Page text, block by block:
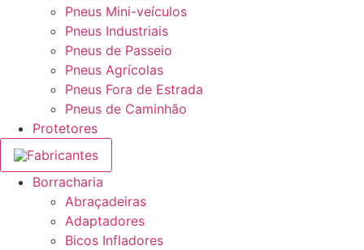
Pneus Mini-veículos
Pneus Industriais
Pneus de Passeio
Pneus Agrícolas
Pneus Fora de Estrada
Pneus de Caminhão
Protetores
Fabricantes
Borracharia
Abraçadeiras
Adaptadores
Bicos Infladores